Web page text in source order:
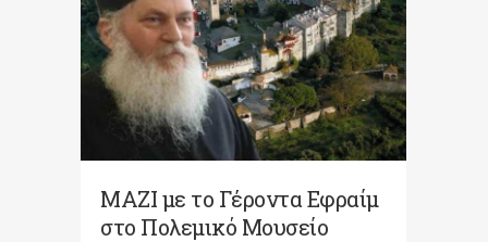
ΜΑΖΙ με το Γέροντα Εφραίμ
στο Πολεμικό Μουσείο